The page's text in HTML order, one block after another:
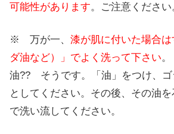
可能性があります。ご注意ください
※ 万が一、 漆が肌に付いた場合
ダ油など）」でよく洗って下さい。
油?? そうです。「油」をつけ、ゴ
としてください。その後、その油
で洗い流してください。